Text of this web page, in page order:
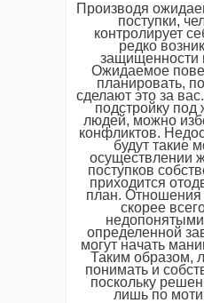
Производя
поступки,
контролирует
редко
защищенности
Ожидаемое
планировать,
сделают это за
подстройку под
людей, можно
конфликтов.
будут такие
осуществлении
поступков
приходится
план.
скорее
определенной
могут начать
Таким образом,
понимать и
поскольку
лишь по